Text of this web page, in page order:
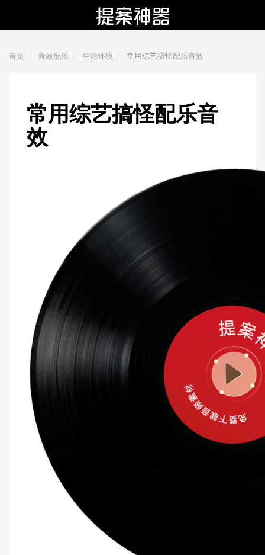
首页 音效配乐 生活环境 常用综艺搞怪配乐音效
常用综艺搞怪配乐音
效